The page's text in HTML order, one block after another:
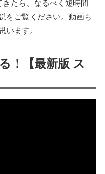
たら、なるべく短時間
をご覧ください。動画も
います。
！【最新版 ス